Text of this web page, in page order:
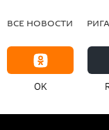
ВСЕ НОВОСТИ РИГА
OK